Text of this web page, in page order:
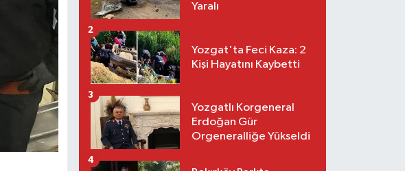
Yaralı
Yozgat'ta Feci Kaza: 2
Kişi Hayatını Kaybetti
2
Yozgatlı Korgeneral
Erdoğan Gür
Orgeneralliğe Yükseldi
3
4